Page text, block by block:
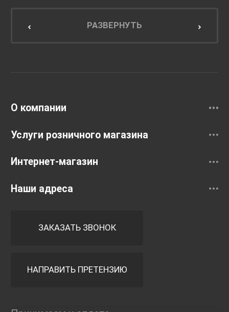
Мебель для кухниРАЗВЕРНУТЬ
О компании
Услуги розничного магазина
Интернет-магазин
Наши адреса
ЗАКАЗАТЬ ЗВОНОК
НАПРАВИТЬ ПРЕТЕНЗИЮ